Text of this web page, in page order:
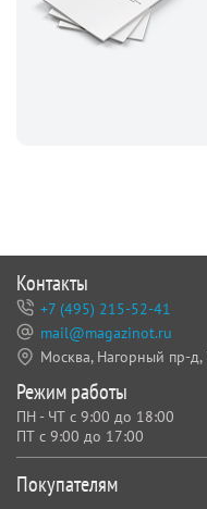
Покупателям
Контакты
+7 (495) 215-52-41
mail@magazinot.ru
Москва, Нагорный пр-д,
Режим работы
ПН - ЧТ с 9:00 до 18:00
ПТ с 9:00 до 17:00